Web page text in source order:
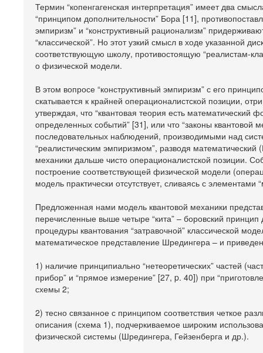
Термин “копенгагенская интерпретация” имеет два
“принципом дополнительности” Бора [11],
эмпиризм” и “конструктивный рационализм”
“классической”. Но этот узкий смысл в ходе указанной
соответствующую школу, противостоящую “реалистам-
о физической модели.
В этом вопросе “конструктивный эмпиризм” с его
скатывается к крайней операционалистской позиции,
утверждая, что “квантовая теория есть
определенных событий” [31], или что “законы квантовой
последовательных наблюдений, производимыми над
“реалистическим эмпиризмом”, разводя
механики дальше чисто операционалистской позиции.
построение соответствующей физической модели
модель практически отсутствует, сливаясь с элементами
Предложенная нами модель квантовой механики
перечисленные выше четыре “кита” – боровский
процедуры квантования “затравочной” классической
математическое представление Шредингера – и
1) наличие принципиально “нетеоретических” частей
прибор” и “прямое измерение” [27, p. 40]) при
схемы 2;
2) тесно связанное с принципом соответствия четкое
описания (схема 1), подчеркиваемое широким
физической системы (Шредингера, Гейзенберга и др.).